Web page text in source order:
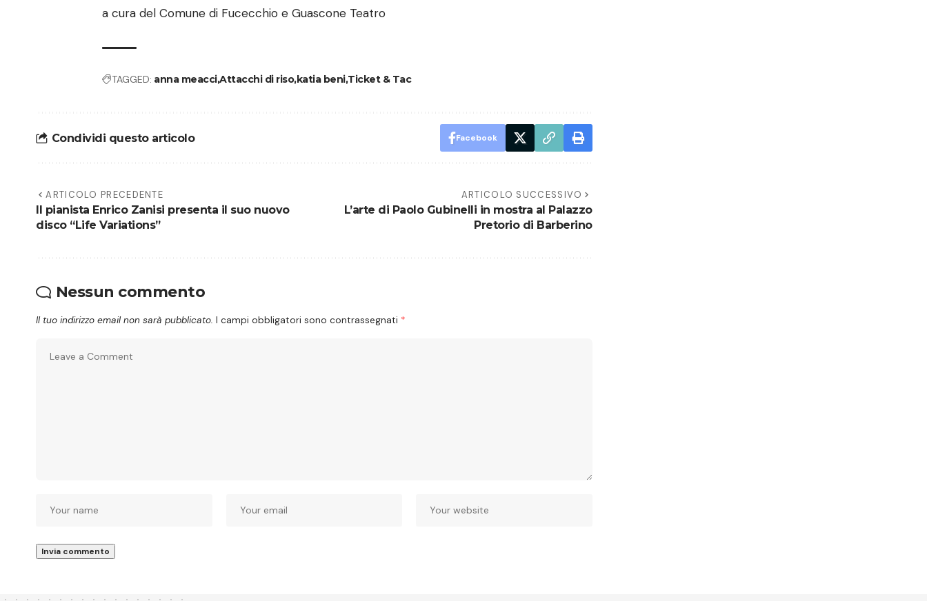
a cura del Comune di Fucecchio e Guascone Teatro
TAGGED: anna meacciAttacchi di risokatia beniTicket & Tac
Condividi questo articolo Facebook
ARTICOLO PRECEDENTE
Il pianista Enrico Zanisi presenta il suo nuovo
disco “Life Variations”
ARTICOLO SUCCESSIVO
L’arte di Paolo Gubinelli in mostra al Palazzo
Pretorio di Barberino
Nessun commento
Il tuo indirizzo email non sarà pubblicato. I campi obbligatori sono contrassegnati *